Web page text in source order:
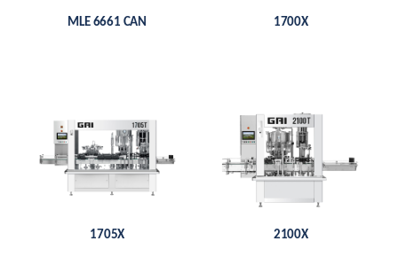
MLE 6661 CAN 1700X
1705X 2100X